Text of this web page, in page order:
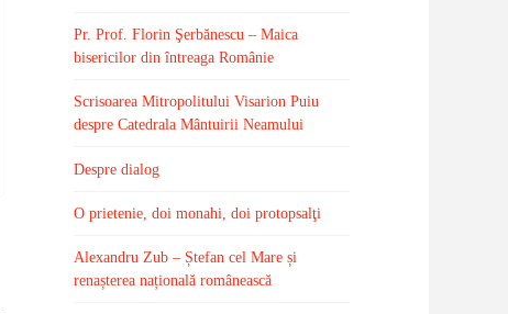
Pr. Prof. Florin Şerbănescu – Maica
bisericilor din întreaga Românie
Scrisoarea Mitropolitului Visarion Puiu
despre Catedrala Mântuirii Neamului
Despre dialog
O prietenie, doi monahi, doi protopsalţi
Alexandru Zub – Ștefan cel Mare și
renașterea națională românească